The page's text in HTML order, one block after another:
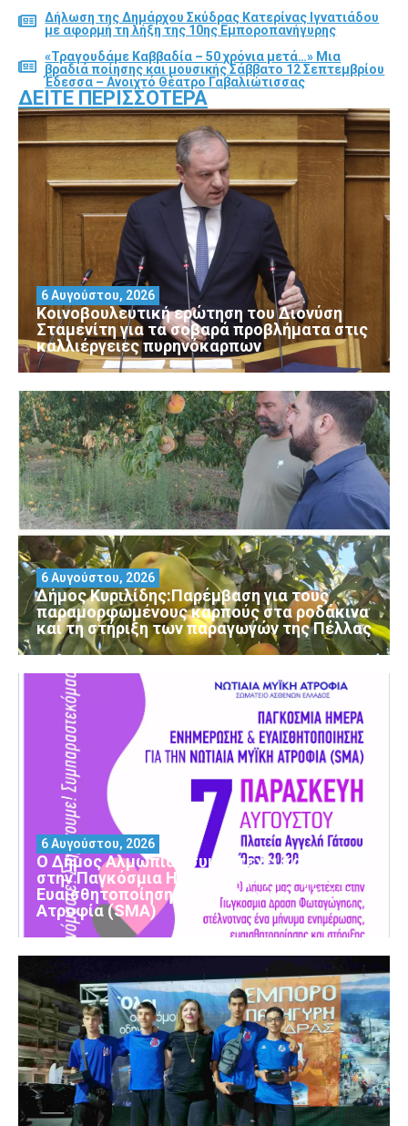
Δήλωση της Δημάρχου Σκύδρας Κατερίνας Ιγνατιάδου
με αφορμή τη λήξη της 10ης Εμποροπανήγυρης
«Τραγουδάμε Καββαδία – 50 χρόνια μετά…» Μια
βραδιά ποίησης και μουσικής Σάββατο 12 Σεπτεμβρίου
Έδεσσα – Ανοιχτό Θέατρο Γαβαλιώτισσας
ΔΕΊΤΕ ΠΕΡΙΣΣΌΤΕΡΑ
Κοινοβουλευτική ερώτηση του Διονύση
Σταμενίτη για τα σοβαρά προβλήματα στις
καλλιέργειες πυρηνόκαρπων
6 Αυγούστου, 2026
Δήμος Κυριλίδης:Παρέμβαση για τους
παραμορφωμένους καρπούς στα ροδάκινα
και τη στήριξη των παραγωγών της Πέλλας
6 Αυγούστου, 2026
Ο Δήμος Αλμωπίας συμμετέχει και φέτος
στην Παγκόσμια Ημέρα Ενημέρωσης και
Ευαισθητοποίησης για τη Νωτιαία Μυϊκή
Ατροφία (SMA)
6 Αυγούστου, 2026